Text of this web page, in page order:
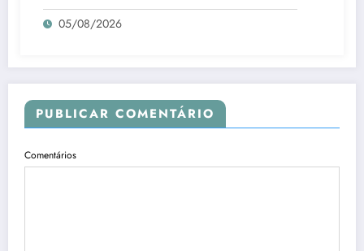
05/08/2026
PUBLICAR COMENTÁRIO
Comentários